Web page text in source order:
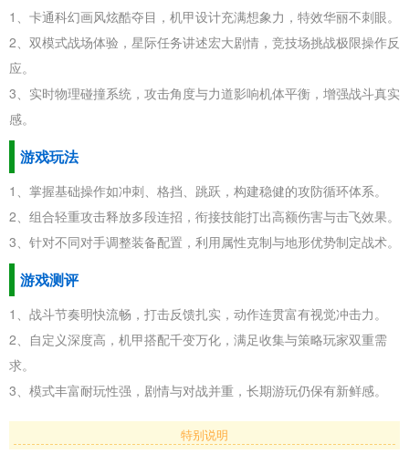
1、卡通科幻画风炫酷夺目，机甲设计充满想象力，特效华丽不刺眼。
2、双模式战场体验，星际任务讲述宏大剧情，竞技场挑战极限操作反
应。
3、实时物理碰撞系统，攻击角度与力道影响机体平衡，增强战斗真实
感。
游戏玩法
1、掌握基础操作如冲刺、格挡、跳跃，构建稳健的攻防循环体系。
2、组合轻重攻击释放多段连招，衔接技能打出高额伤害与击飞效果。
3、针对不同对手调整装备配置，利用属性克制与地形优势制定战术。
游戏测评
1、战斗节奏明快流畅，打击反馈扎实，动作连贯富有视觉冲击力。
2、自定义深度高，机甲搭配千变万化，满足收集与策略玩家双重需
求。
3、模式丰富耐玩性强，剧情与对战并重，长期游玩仍保有新鲜感。
特别说明